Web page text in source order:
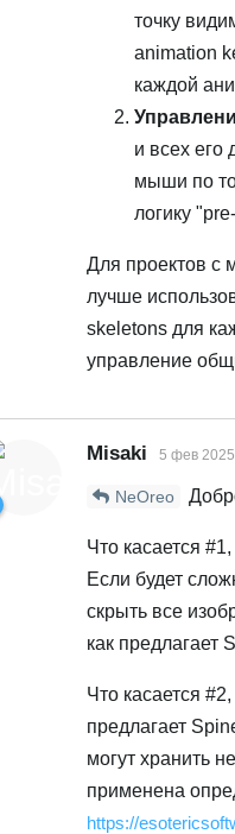
точку
animation
каждой
и всех его
мыши по
логику
Для проектов с
лучше
skeletons для
управление
Misaki 5 фев 2025
NeOreo
Что касается
Если будет
скрыть все
как предлагает
Что касается
предлагает
могут хранить
применена
https://